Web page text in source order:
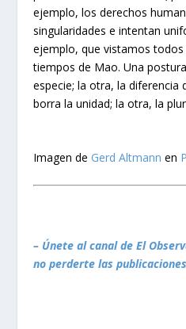
ejemplo, los derechos
singularidades e intentan
ejemplo, que vistamos
tiempos de Mao. Una
especie; la otra, la diferencia
borra la unidad; la otra, la
Imagen de Gerd Altmann en
– Únete al canal de El
no perderte las